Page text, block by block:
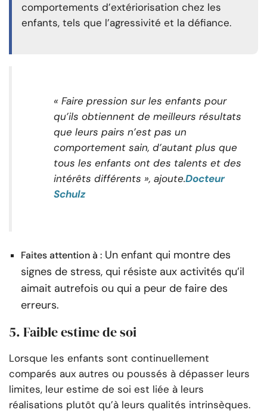
comportements d’extériorisation chez les
enfants, tels que l’agressivité et la défiance.
« Faire pression sur les enfants pour
qu’ils obtiennent de meilleurs résultats
que leurs pairs n’est pas un
comportement sain, d’autant plus que
tous les enfants ont des talents et des
intérêts différents », ajoute.Docteur
Schulz
Faites attention à : Un enfant qui montre des
signes de stress, qui résiste aux activités qu’il
aimait autrefois ou qui a peur de faire des
erreurs.
5. Faible estime de soi
Lorsque les enfants sont continuellement
comparés aux autres ou poussés à dépasser leurs
limites, leur estime de soi est liée à leurs
réalisations plutôt qu’à leurs qualités intrinsèques.